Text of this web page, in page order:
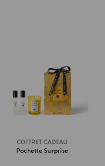
COFFRET CADEAU
Pochette Surprise